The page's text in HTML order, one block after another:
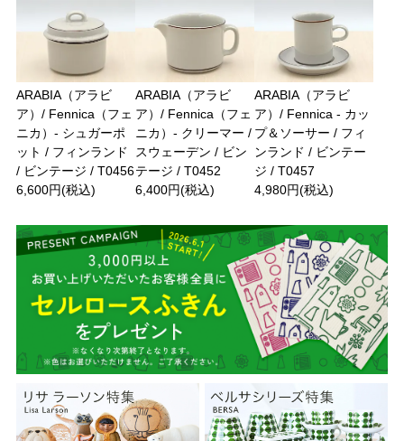
ARABIA（アラビ
ア）/ Fennica（フェ
ニカ）- シュガーポ
ット / フィンランド
/ ビンテージ / T0456
6,600円(税込)
ARABIA（アラビ
ア）/ Fennica（フェ
ニカ）- クリーマー /
スウェーデン / ビン
テージ / T0452
6,400円(税込)
ARABIA（アラビ
ア）/ Fennica - カッ
プ＆ソーサー / フィ
ンランド / ビンテー
ジ / T0457
4,980円(税込)